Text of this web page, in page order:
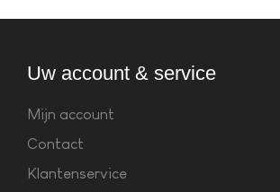
Uw account & service
Mijn account
Contact
Klantenservice